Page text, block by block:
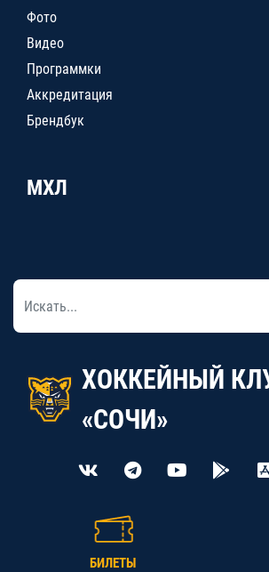
Фото
Видео
Программки
Аккредитация
Брендбук
МХЛ
ХОККЕЙНЫЙ
«СОЧИ»
БИЛЕТЫ